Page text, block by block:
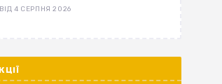
ВІД 4 СЕРПНЯ 2026